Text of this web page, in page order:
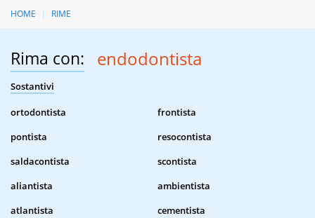
HOME RIME
Rima con: endodontista
Sostantivi
ortodontista
frontista
pontista
resocontista
saldacontista
scontista
aliantista
ambientista
atlantista
cementista